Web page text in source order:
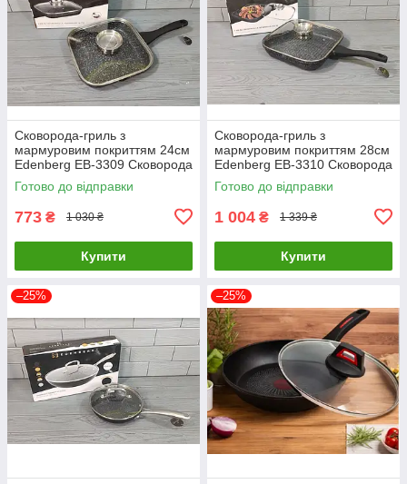
Сковорода-гриль з
мармуровим покриттям 24см
Edenberg EB-3309 Сковорода
з антипригарним покриттям
Готово до відправки
773 ₴ 1 030 ₴
Купити
Сковорода-гриль з
мармуровим покриттям 28см
Edenberg EB-3310 Сковорода
з антипригарним покриттям
Готово до відправки
1 004 ₴ 1 339 ₴
Купити
–25% –25%